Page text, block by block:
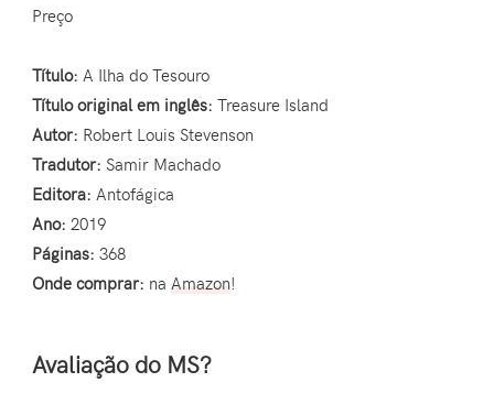
Preço
Título: A Ilha do Tesouro
Título original em inglês: Treasure Island
Autor: Robert Louis Stevenson
Tradutor: Samir Machado
Editora: Antofágica
Ano: 2019
Páginas: 368
Onde comprar: naAmazon!
Avaliação do MS?